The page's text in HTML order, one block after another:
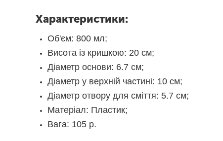
Характеристики:
Об'єм: 800 мл;
Висота із кришкою: 20 см;
Діаметр основи: 6.7 см;
Діаметр у верхній частині: 10 см;
Діаметр отвору для сміття: 5.7 см;
Матеріал: Пластик;
Вага: 105 р.